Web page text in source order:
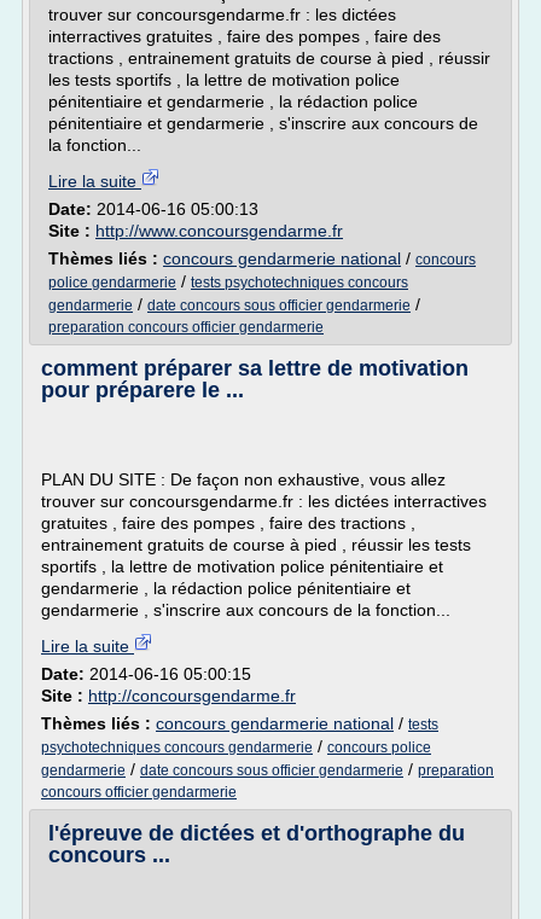
trouver sur concoursgendarme.fr : les dictées
interractives gratuites , faire des pompes , faire des
tractions , entrainement gratuits de course à pied , réussir
les tests sportifs , la lettre de motivation police
pénitentiaire et gendarmerie , la rédaction police
pénitentiaire et gendarmerie , s'inscrire aux concours de
la fonction...
Lire la suite
Date: 2014-06-16 05:00:13
Site : http://www.concoursgendarme.fr
Thèmes liés : concours gendarmerie national / concours
police gendarmerie / tests psychotechniques concours
gendarmerie / date concours sous officier gendarmerie /
preparation concours officier gendarmerie
comment préparer sa lettre de motivation
pour préparere le ...
PLAN DU SITE : De façon non exhaustive, vous allez
trouver sur concoursgendarme.fr : les dictées interractives
gratuites , faire des pompes , faire des tractions ,
entrainement gratuits de course à pied , réussir les tests
sportifs , la lettre de motivation police pénitentiaire et
gendarmerie , la rédaction police pénitentiaire et
gendarmerie , s'inscrire aux concours de la fonction...
Lire la suite
Date: 2014-06-16 05:00:15
Site : http://concoursgendarme.fr
Thèmes liés : concours gendarmerie national / tests
psychotechniques concours gendarmerie / concours police
gendarmerie / date concours sous officier gendarmerie / preparation
concours officier gendarmerie
l'épreuve de dictées et d'orthographe du
concours ...